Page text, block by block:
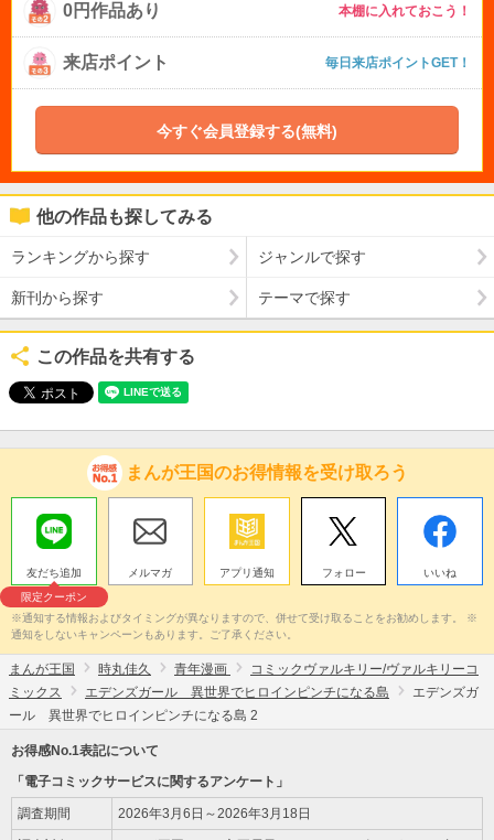
0円作品あり 本棚に入れておこう！
来店ポイント 毎日来店ポイントGET！
今すぐ会員登録する(無料)
他の作品も探してみる
ランキングから探す ジャンルで探す
新刊から探す テーマで探す
この作品を共有する
まんが王国のお得情報を受け取ろう
友だち追加
限定クーポン
メルマガ アプリ通知 フォロー いいね
※通知する情報およびタイミングが異なりますので、併せて受け取ることをお勧めします。 ※
通知をしないキャンペーンもあります。ご了承ください。
まんが王国 時丸佳久 青年漫画
コミックヴァルキリー/ヴァルキリーコ
ミックス
エデンズガール 異世界でヒロインピンチになる島
エデンズガ
ール 異世界でヒロインピンチになる島 2
お得感No.1表記について
「電子コミックサービスに関するアンケート」
調査期間 2026年3月6日～2026年3月18日